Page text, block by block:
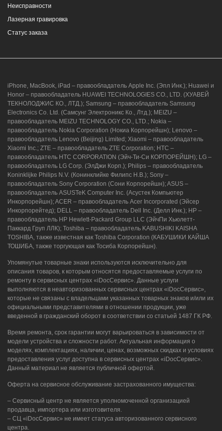
г. Новороссийск, ул. Героев Десантников,
г. Новороссийск, ул. Героев Десантников,
2/3
8 (964) 914-44-74(с 9:00 до 20:00)
Неисправности
Лазерная гравировка
Статус заказа
iPhone, MacBook, iPad – правообладатель Apple Inc. (Эпл Инк.); Huawei и
Honor – правообладатель HUAWEI TECHNOLOGIES CO., LTD. (ХУАВЕЙ
ТЕКНОЛОДЖИС КО., ЛТД.); Samsung – правообладатель Samsung
Electronics Co. Ltd. (Самсунг Электроникс Ко., Лтд.); MEIZU –
правообладатель MEIZU TECHNOLOGY CO., LTD.; Nokia –
правообладатель Nokia Corporation (Нокиа Корпорейшн); Lenovo –
правообладатель Lenovo (Beijing) Limited; Xiaomi – правообладатель
Xiaomi Inc.; ZTE – правообладатель ZTE Corporation; HTC –
правообладатель HTC CORPORATION (Эйч-Ти-Си КОРПОРЕЙШН); LG –
правообладатель LG Corp. (ЭлДжи Корп.); Philips – правообладатель
Koninklijke Philips N.V. (Конинклийке Филипс Н.В.); Sony –
правообладатель Sony Corporation (Сони Корпорейшн); ASUS –
правообладатель ASUSTeK Computer Inc. (Асустек Компьютер
Инкорпорейшн); ACER – правообладатель Acer Incorporated (Эйсер
Инкорпорейтед); DELL – правообладатель Dell Inc. (Делл Инк.); HP –
правообладатель HP Hewlett-Packard Group LLC (ЭйчПи Хьюлетт-
Паккард Груп ЛЛК); Toshiba – правообладатель KABUSHIKI KAISHA
TOSHIBA, также известная как Toshiba Corporation (КАБУШИКИ КАЙША
ТОШИБА, также торгующая как Тосиба Корпорейшн).
Упомянутые товарные знаки используются исключительно для
описания товаров, к которым относятся предоставляемые услуги по
ремонту в сервисных центрах «iDocСервис». Данные услуги
выполняются в неавторизованных сервисных центрах «iDocСервис»,
которые не связаны с владельцами указанных товарных знаков и/или их
официальными представителями в отношении продукции, уже
введенной в гражданский оборот в соответствии со статьей 1487 ГК РФ.
Время ремонта, срок гарантии могут варьироваться в зависимости от
модели устройства и сложности работ. Актуальная информация о
моделях, комплектациях, наличии, ценах, возможных скидках и условиях
предоставления услуг доступна в сервисных центрах «iDocСервис».
Данный материал не является публичной офертой.
Оферта на сервисное обслуживание застрахованного имущества:
– Сервисный центр не является уполномоченной организацией
продавца, импортера или изготовителя.
– СЦ «iDocСервис» не имеет статуса авторизованного сервисного
центра.